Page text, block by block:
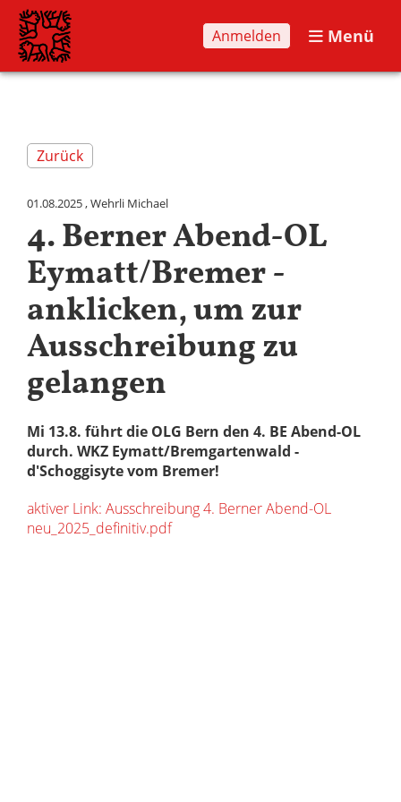
Anmelden Menü
Zurück
01.08.2025, Wehrli Michael
4. Berner Abend-OL
Eymatt/Bremer -
anklicken, um zur
Ausschreibung zu
gelangen
Mi 13.8. führt die OLG Bern den 4. BE Abend-OL
durch. WKZ Eymatt/Bremgartenwald -
d'Schoggisyte vom Bremer!
aktiver Link: Ausschreibung 4. Berner Abend-OL
neu_2025_definitiv.pdf